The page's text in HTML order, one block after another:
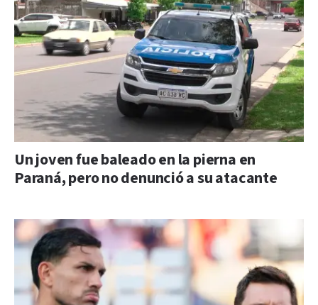
Un joven fue baleado en la pierna en
Paraná, pero no denunció a su atacante